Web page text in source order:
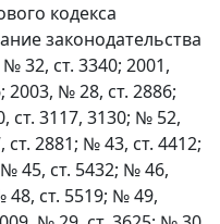
кодекса
законодательства
32, ст. 3340; 2001,
2003, № 28, ст. 2886;
ст. 3117, 3130; № 52,
2881; № 43, ст. 4412;
45, ст. 5432; № 46,
48, ст. 5519; № 49,